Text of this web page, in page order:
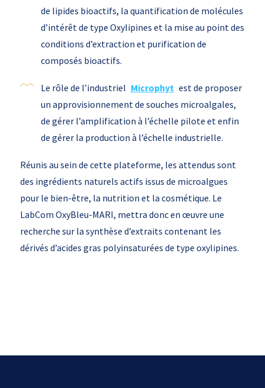
de lipides bioactifs, la quantification de molécules
d’intérêt de type Oxylipines et la mise au point des
conditions d’extraction et purification de
composés bioactifs.
Le rôle de l’industriel Microphyt est de proposer
un approvisionnement de souches microalgales,
de gérer l’amplification à l’échelle pilote et enfin
de gérer la production à l’échelle industrielle.
Réunis au sein de cette plateforme, les attendus sont
des ingrédients naturels actifs issus de microalgues
pour le bien-être, la nutrition et la cosmétique. Le
LabCom OxyBleu-MARI, mettra donc en œuvre une
recherche sur la synthèse d’extraits contenant les
dérivés d’acides gras polyinsaturées de type oxylipines.